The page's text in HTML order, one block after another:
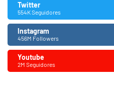
Twitter
554K Seguidores
Instagram
456M Followers
Youtube
2M Seguidores